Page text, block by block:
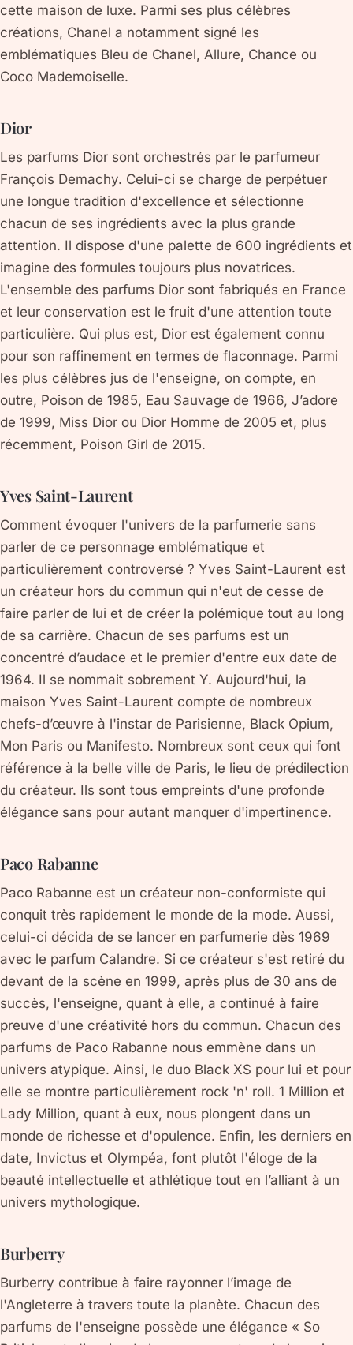
cette maison de luxe. Parmi ses plus célèbres
créations, Chanel a notamment signé les
emblématiques Bleu de Chanel, Allure, Chance ou
Coco Mademoiselle.
Dior
Les parfums Dior sont orchestrés par le parfumeur
François Demachy. Celui-ci se charge de perpétuer
une longue tradition d'excellence et sélectionne
chacun de ses ingrédients avec la plus grande
attention. Il dispose d'une palette de 600 ingrédients et
imagine des formules toujours plus novatrices.
L'ensemble des parfums Dior sont fabriqués en France
et leur conservation est le fruit d'une attention toute
particulière. Qui plus est, Dior est également connu
pour son raffinement en termes de flaconnage. Parmi
les plus célèbres jus de l'enseigne, on compte, en
outre, Poison de 1985, Eau Sauvage de 1966, J’adore
de 1999, Miss Dior ou Dior Homme de 2005 et, plus
récemment, Poison Girl de 2015.
Yves Saint-Laurent
Comment évoquer l'univers de la parfumerie sans
parler de ce personnage emblématique et
particulièrement controversé ? Yves Saint-Laurent est
un créateur hors du commun qui n'eut de cesse de
faire parler de lui et de créer la polémique tout au long
de sa carrière. Chacun de ses parfums est un
concentré d’audace et le premier d'entre eux date de
1964. Il se nommait sobrement Y. Aujourd'hui, la
maison Yves Saint-Laurent compte de nombreux
chefs-d’œuvre à l'instar de Parisienne, Black Opium,
Mon Paris ou Manifesto. Nombreux sont ceux qui font
référence à la belle ville de Paris, le lieu de prédilection
du créateur. Ils sont tous empreints d'une profonde
élégance sans pour autant manquer d'impertinence.
Paco Rabanne
Paco Rabanne est un créateur non-conformiste qui
conquit très rapidement le monde de la mode. Aussi,
celui-ci décida de se lancer en parfumerie dès 1969
avec le parfum Calandre. Si ce créateur s'est retiré du
devant de la scène en 1999, après plus de 30 ans de
succès, l'enseigne, quant à elle, a continué à faire
preuve d'une créativité hors du commun. Chacun des
parfums de Paco Rabanne nous emmène dans un
univers atypique. Ainsi, le duo Black XS pour lui et pour
elle se montre particulièrement rock 'n' roll. 1 Million et
Lady Million, quant à eux, nous plongent dans un
monde de richesse et d'opulence. Enfin, les derniers en
date, Invictus et Olympéa, font plutôt l'éloge de la
beauté intellectuelle et athlétique tout en l’alliant à un
univers mythologique.
Burberry
Burberry contribue à faire rayonner l’image de
l'Angleterre à travers toute la planète. Chacun des
parfums de l'enseigne possède une élégance « So